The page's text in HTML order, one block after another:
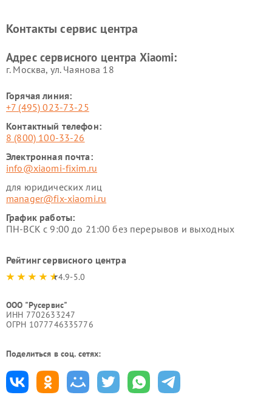
Ремонт стиральных машин
Ремонт смарт-часов Xiaomi
Контакты сервис центра
Адрес сервисного центра Xiaomi:
г. Москва, ул. Чаянова 18
Горячая линия:
+7 (495) 023-73-25
Контактный телефон:
8 (800) 100-33-26
Электронная почта:
info@xiaomi-fixim.ru
для юридических лиц
manager@fix-xiaomi.ru
График работы:
ПН-ВСК с 9:00 до 21:00 без перерывов и выходных
Рейтинг сервисного центра
4.9-5.0
ООО "Русервис"
ИНН 7702633247
ОГРН 1077746335776
Поделиться в соц. сетях: